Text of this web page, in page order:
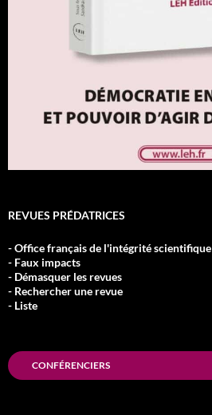
REVUES PRÉDATRICES
- Office français de l'intégrité scientifique
- Faux impacts
- Démasquer les revues
- Rechercher une revue
- Liste
CONFÉRENCIERS